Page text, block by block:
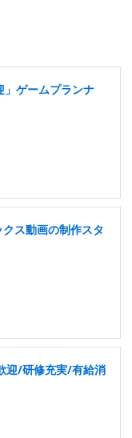
」ゲームプランナ
ス動画の制作スタ
迎/研修充実/有給消